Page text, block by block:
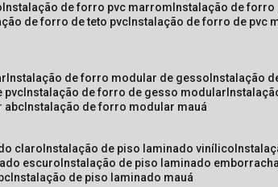
instalação de forro pvc marrom instalação de forro
de forro de teto pvc instalação de forro de pvc
instalação de forro modular de gesso instalação
pvc instalação de forro de gesso modular
abc instalação de forro modular mauá
claro instalação de piso laminado vinílico
escuro instalação de piso laminado
instalação de piso laminado mauá